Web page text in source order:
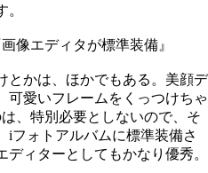
像エディタが標準装備』
とかは、ほかでもある。美顔デ
愛いフレームをくっつけちゃ
、特別必要としないので、そ
iフォトアルバムに標準装備さ
ィターとしてもかなり優秀。